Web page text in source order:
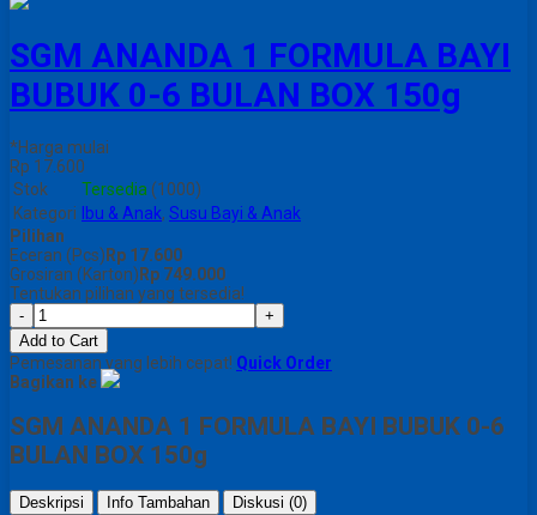
SGM ANANDA 1 FORMULA BAYI
BUBUK 0-6 BULAN BOX 150g
*Harga mulai
Rp 17.600
Stok
Tersedia (1000)
Kategori Ibu & Anak, Susu Bayi & Anak
Pilihan
Eceran (Pcs)Rp 17.600
Grosiran (Karton)Rp 749.000
Tentukan pilihan yang tersedia!
-
+
Add to Cart
Pemesanan yang lebih cepat! Quick Order
Bagikan ke
SGM ANANDA 1 FORMULA BAYI BUBUK 0-6
BULAN BOX 150g
Deskripsi Info Tambahan Diskusi (0)